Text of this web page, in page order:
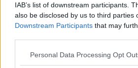
IAB’s list of downstream participants.
also be disclosed by us to third parties
Downstream Participants that may
Personal Data Processing Opt
Il centrodestra vince le
partito
Nasce la sede di Fratelli
Turismo e ambiente alla